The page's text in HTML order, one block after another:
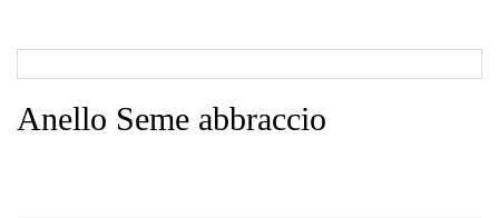
Anello Seme abbraccio